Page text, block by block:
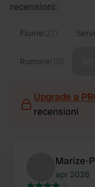
recensioni:
Fiume
Rumore
Upgrade a
recensioni
Marize-
apr 2026